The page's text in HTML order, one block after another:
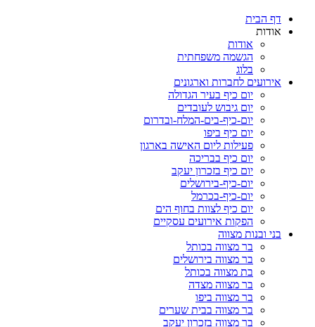
דף הבית
אודות
אודות
הגשמה משפחתית
בלוג
אירועים לחברות וארגונים
יום כיף בעיר הגדולה
יום גיבוש לעובדים
יום-כיף-בים-המלח-ובדרום
יום כיף ביפו
פעילות ליום האישה בארגון
יום כיף בבריכה
יום כיף בזכרון יעקב
יום-כיף-בירושלים
יום-כיף-בכרמל
יום כיף לצוות בחוף הים
הפקות אירועים עסקיים
בני ובנות מצווה
בר מצווה בכותל
בר מצווה בירושלים
בת מצווה בכותל
בר מצווה מצדה
בר מצווה ביפו
בר מצווה בבית שערים
בר מצווה בזכרון יעקב